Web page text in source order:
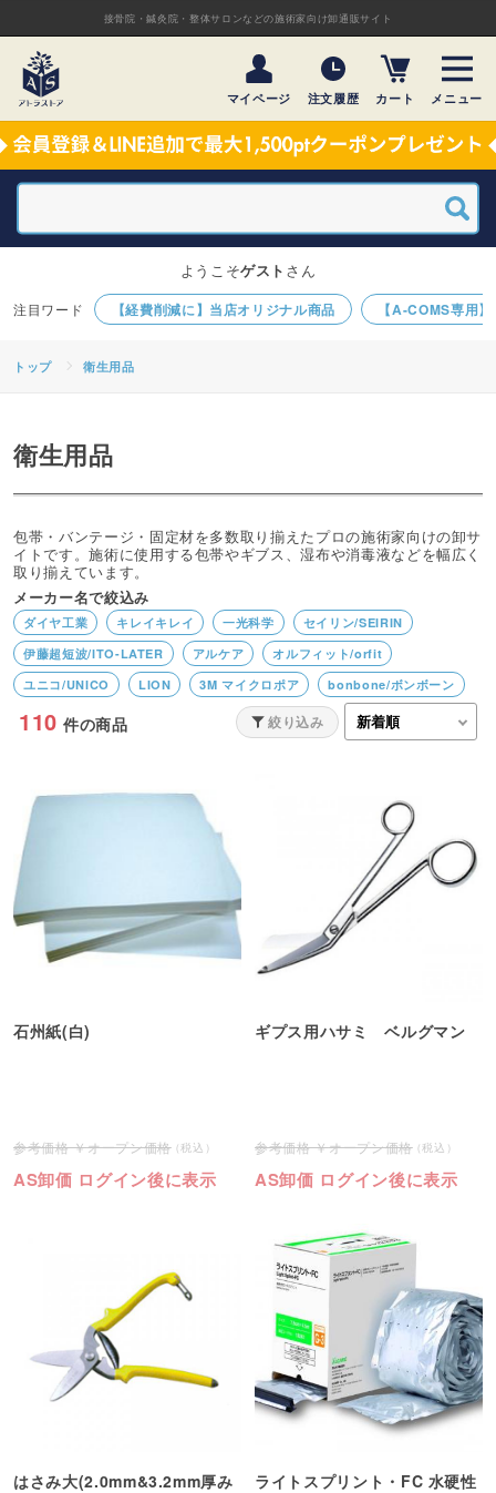
接骨院・鍼灸院・整体サロンなどの施術家向け卸通販サイト
マイページ 注文履歴 カート メニュー
【経費削減に】当店オリジナル商品 【A-COMS専用
ようこそゲスト さん
トップ 衛生用品
衛生用品
包帯・バンテージ・固定材を多数取り揃えたプロの施術家向けの卸サ
イトです。施術に使用する包帯やギブス、湿布や消毒液などを幅広く
取り揃えています。
メーカー名で絞込み
ダイヤ工業 キレイキレイ 一光科学
セイリン/SEIRIN
伊藤超短波/ITO-LATER
アルケア
オルフィット/orfit
ユニコ/UNICO
LION 3M マイクロポア
bonbone/ボンボーン
BEAUTY GARAGE
Finoa／フィノア
3M／スリーエム
吉田養真堂
110 件の商品 絞り込み
石州紙(白)
オープン価格
AS卸価 ログイン後に表示
ギプス用ハサミ ベルグマン
オープン価格
AS卸価 ログイン後に表示
はさみ大(2.0mm&3.2mm厚み
ライトスプリント・FC 水硬性